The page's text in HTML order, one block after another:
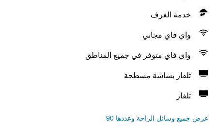
خدمة الغرف
واي فاي مجاني
واي فاي متوفر في جميع المناطق
تلفاز بشاشة مسطحة
تلفاز
عرض جميع وسائل الراحة وعددها 90